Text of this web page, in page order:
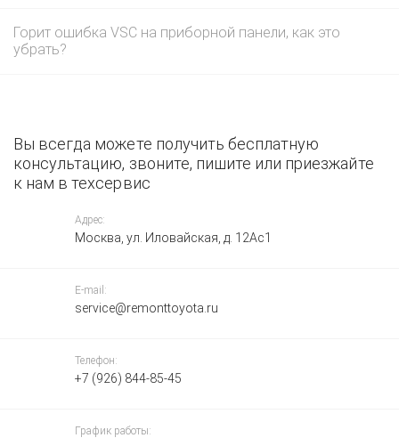
Горит ошибка VSC на приборной панели, как это
убрать?
Вы всегда можете получить бесплатную
консультацию, звоните, пишите или приезжайте
к нам в техсервис
Адрес:
Москва, ул. Иловайская, д. 12Ас1
E-mail:
service@remonttoyota.ru
Телефон:
+7 (926) 844-85-45
График работы: